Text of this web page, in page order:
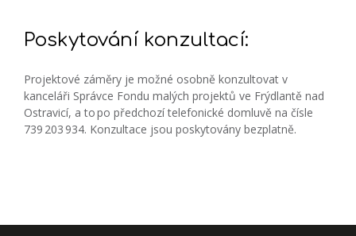
Poskytování konzultací:
Projektové záměry je možné osobně konzultovat v
kanceláři Správce Fondu malých projektů ve Frýdlantě nad
Ostravicí, a to po předchozí telefonické domluvě na čísle
739 203 934. Konzultace jsou poskytovány bezplatně.